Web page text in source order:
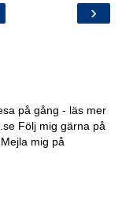
›
på gång - läs mer
Följ mig gärna på
mig på